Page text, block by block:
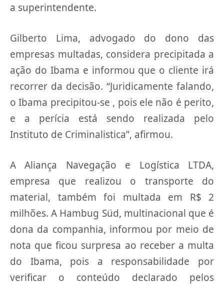
a superintendente.
Gilberto Lima, advogado do dono das
empresas multadas, considera precipitada a
ação do Ibama e informou que o cliente irá
recorrer da decisão. “Juridicamente falando,
o Ibama precipitou-se , pois ele não é perito,
e a perícia está sendo realizada pelo
Instituto de Criminalistica”, afirmou.
A Aliança Navegação e Logística LTDA,
empresa que realizou o transporte do
material, também foi multada em R$ 2
milhões. A Hambug Süd, multinacional que é
dona da companhia, informou por meio de
nota que ficou surpresa ao receber a multa
do Ibama, pois a responsabilidade por
verificar o conteúdo declarado pelos